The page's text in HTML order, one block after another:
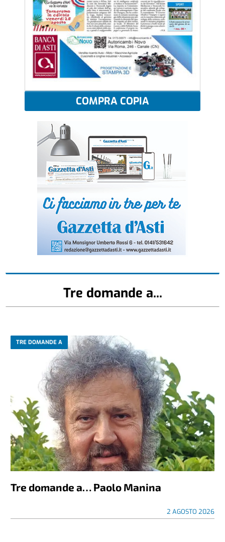
COMPRA COPIA
Tre domande a...
TRE DOMANDE A
Tre domande a… Paolo Manina
2 AGOSTO 2026